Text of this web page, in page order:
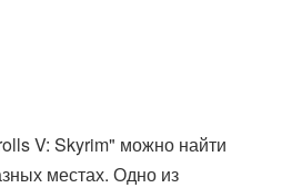
V: Skyrim" можно найти
местах. Одно из